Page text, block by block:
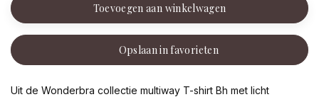
Toevoegen aan winkelwagen
Opslaan in favorieten
Uit de Wonderbra collectie multiway T-shirt Bh met licht